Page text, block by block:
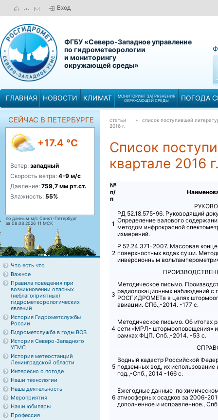
Вход
ФГБУ «Северо-Западное управление
по гидрометеорологии
и мониторингу
окружающей среды»
ГЛАВНАЯ НОВОСТИ КЛИМАТ
МОНИТОРИНГ ЗАГРЯЗНЕНИЯ
ОКРУЖАЮЩЕЙ СРЕДЫ
ПОГОДА
СЕЙЧАС В ПЕТЕРБУРГЕ
+17.4 °C
Ветер: западный
Скорость ветра: 4-9 м/с
Давление: 759,7 мм рт.ст.
Влажность: 55%
по данным м/с Санкт-Петербург
за 08.08.2026 11 МСК
Что есть что
Важное
Правила поведения при
возникновении опасных
(неблагоприятных)
гидрометеорологических
явлений
История Гидрометслужбы
России
Гидрометслужба в годы ВОВ
История Северо-Западного
УГМС
История метеостанций
Ленинградской области
Интересно о погоде
Наши технологии
Наша деятельность
Мероприятия
Наши юбиляры
Профессия
статьи
» список поступившей
2016 г.
Список
квартале 2016
№
п/
п
1
РД 52.18.575-96. Руководящий
Определение валового
методом инфрокрасной
измерений.
2
Р 52.24.371-2007. Массовая
поверхностных водах суши.
инверсионным
3
Методическое письмо.
радиолокационных наблюдений
РОСГИДРОМЕТа в целях
авиации. СПб.,-2014. -177 с.
4
Методическое письмо. Об итогах
сети «МРЛ- штормооповещения»
рамках ФЦП. Спб.,-2014. -53 с.
5
Водный кадастр Российской
подземных вод, их
год.,-Спб., 2014 -166 с.
6
Ежегодные данные по
атмосферных осадков за 2006-
дополненное и исправленное.,